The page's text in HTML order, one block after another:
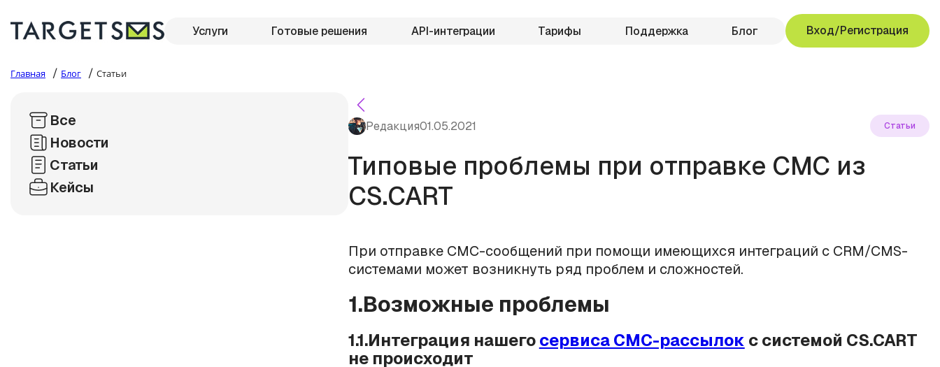
Услуги Готовые решения API-интеграции Тарифы Поддержка Блог Вход/Регистрация
Главная / Блог / Статьи
Все
Новости
Статьи
Кейсы
Редакция01.05.2021 Статьи
Типовые проблемы при отправке СМС из
CS.CART
При отправке СМС-сообщений при помощи имеющихся интеграций с CRM/CMS-
системами может возникнуть ряд проблем и сложностей.
1.Возможные проблемы
1.1.Интеграция нашегосервиса СМС-рассылок с системой CS.CART
не происходит